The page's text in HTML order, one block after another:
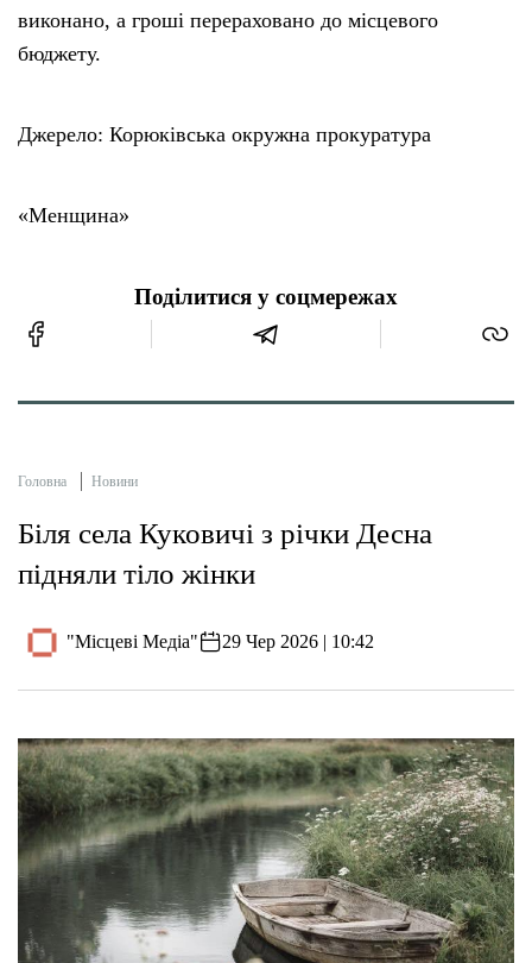
виконано, а гроші перераховано до місцевого
бюджету.
Джерело: Корюківська окружна прокуратура
«Менщина»
Поділитися у соцмережах
Головна Новини
Біля села Куковичі з річки Десна
підняли тіло жінки
"Місцеві Медіа" 29 Чер 2026 | 10:42